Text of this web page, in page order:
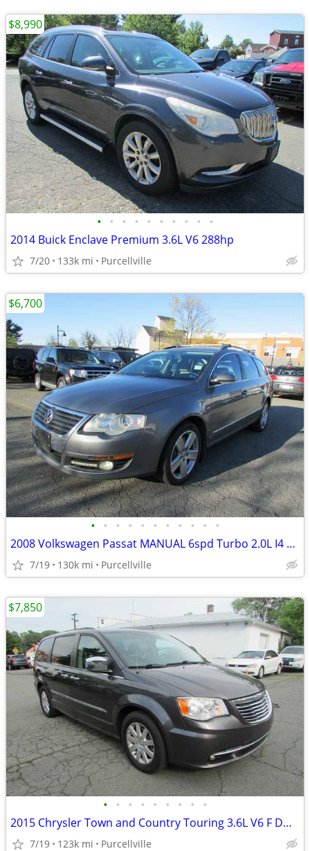
• • • • • • • • • •
2014 Buick Enclave Premium 3.6L V6 288hp
7/20 133k mi Purcellville
$8,990
• • • • • • • • • • •
2008 Volkswagen Passat MANUAL 6spd Turbo 2.0L I4 F DOHC 16V
7/19 130k mi Purcellville
$6,700
• • • • • • • • •
2015 Chrysler Town and Country Touring 3.6L V6 F DOHC 24V
7/19 123k mi Purcellville
$7,850